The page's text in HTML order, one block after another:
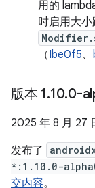
用的
时启用大
（Ibe0f5、
版本 1.10.0-
2025 年 8 月 27
发布了
*:1.10.0-
交内容。